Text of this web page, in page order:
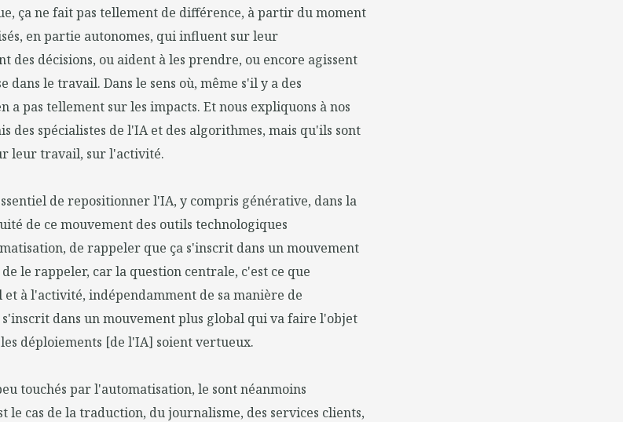
ça ne fait pas tellement de différence, à partir du moment
en partie autonomes, qui influent sur leur
des décisions, ou aident à les prendre, ou encore agissent
dans le travail. Dans le sens où, même s'il y a des
a pas tellement sur les impacts. Et nous expliquons à nos
des spécialistes de l'IA et des algorithmes, mais qu'ils sont
leur travail, sur l'activité.
de repositionner l'IA, y compris générative, dans la
de ce mouvement des outils technologiques
de rappeler que ça s'inscrit dans un mouvement
le rappeler, car la question centrale, c'est ce que
à l'activité, indépendamment de sa manière de
dans un mouvement plus global qui va faire l'objet
déploiements [de l'IA] soient vertueux.
touchés par l'automatisation, le sont néanmoins
le cas de la traduction, du journalisme, des services clients,